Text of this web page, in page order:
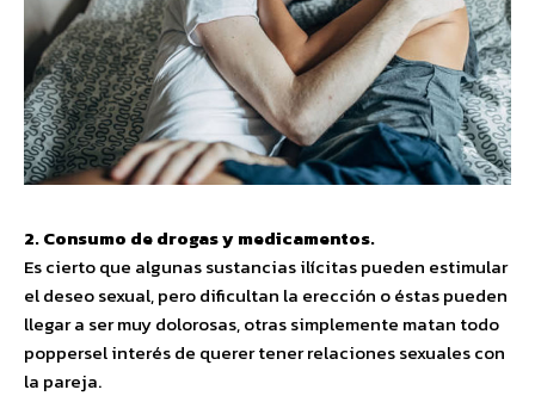
2. Consumo de drogas y medicamentos.
Es cierto que algunas sustancias ilícitas pueden estimular
el deseo sexual, pero dificultan la erección o éstas pueden
llegar a ser muy dolorosas, otras simplemente matan todo
poppersel interés de querer tener relaciones sexuales con
la pareja.